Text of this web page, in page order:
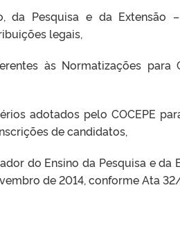
da Pesquisa e da Extensão –
legais,
às Normatizações para
adotados pelo COCEPE
de candidatos,
do Ensino da Pesquisa e da
de 2014, conforme Ata